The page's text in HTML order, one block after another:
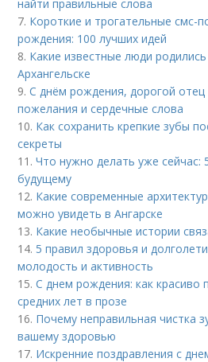
найти правильные слова
7. Короткие и трогательные смс-
рождения: 100 лучших идей
8. Какие известные люди
Архангельске
9.С днём рождения, дорогой
пожелания и сердечные слова
10. Как сохранить крепкие зубы
секреты
11.Что нужно делать уже сейчас:
будущему
12. Какие современные
можно увидеть в Ангарске
13. Какие необычные истории
14. 5 правил здоровья и
молодость и активность
15.С днем рождения: как красиво
средних лет в прозе
16. Почему неправильная чистка
вашему здоровью
17. Искренние поздравления с